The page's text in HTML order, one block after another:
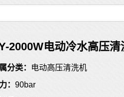
2000W电动冷水高压清
分类：
电动高压清洗机
： 90bar